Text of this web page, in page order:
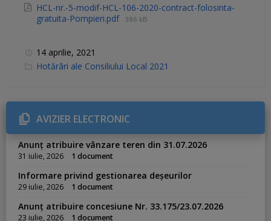
HCL-nr.-5-modif-HCL-106-2020-contract-folosinta-
gratuita-Pompieri.pdf 386 kB
14 aprilie, 2021
C
r
i
e
s
Hotărâri ale Consiliului Local 2021
AVIZIER ELECTRONIC
Anunț atribuire vânzare teren din 31.07.2026
31 iulie, 2026 1 document
Informare privind gestionarea deșeurilor
29 iulie, 2026 1 document
Anunț atribuire concesiune Nr. 33.175/23.07.2026
23 iulie, 2026 1 document